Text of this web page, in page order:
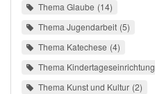
Thema Glaube 14
Thema Jugendarbeit 5
Thema Katechese 4
Thema Kindertageseinrichtung
Thema Kunst und Kultur 2